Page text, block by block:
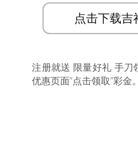
点击下载吉
注册就送 限量好礼 手刀
优惠页面”点击领取”彩金。